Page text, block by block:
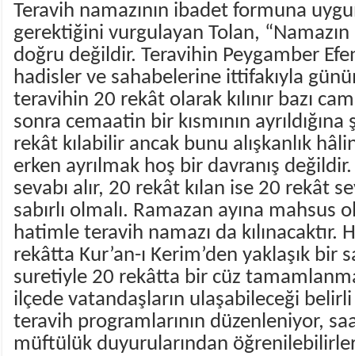
Teravih namazının ibadet formuna
gerektiğini vurgulayan Tolan, “Namazın
doğru değildir. Teravihin Peygamber
hadisler ve sahabelerine ittifakıyla
teravihin 20 rekât olarak kılınır bazı
sonra cemaatin bir kısmının
rekât kılabilir ancak bunu alışkanlık
erken ayrılmak hoş bir davranış
sevabı alır, 20 rekât kılan ise 20 rekât
sabırlı olmalı. Ramazan ayına mahsus
hatimle teravih namazı da
rekâtta Kur’an-ı Kerim’den yaklaşık bir
suretiyle 20 rekâtta bir cüz
ilçede vatandaşların ulaşabileceği
teravih programlarının düzenleniyor,
müftülük duyurularından